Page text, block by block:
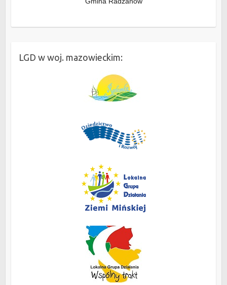
LGD w woj. mazowieckim: